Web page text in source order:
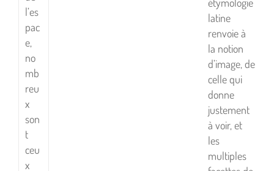
l’es
pac
e,
no
mb
reu
x
son
t
ceu
x
latine
renvoie à
la notion
d’image, de
celle qui
donne
justement
à voir, et
les
multiples